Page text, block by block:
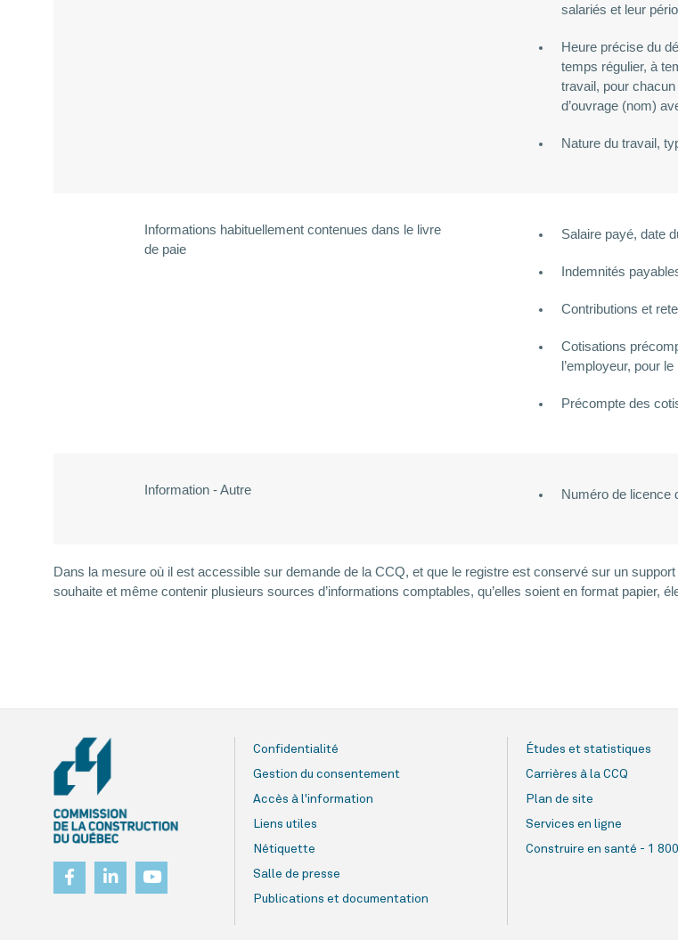
salariés et leur
Heure précise du
temps régulier, à
travail, pour
d’ouvrage (nom)
Nature du travail,
Informations habituellement contenues dans le livre
de paie
Salaire payé, date
Indemnités
Contributions et
Cotisations
l’employeur, pour
Précompte des
Information - Autre Numéro de licence
Dans la mesure où il est accessible sur demande de la CCQ, et que le registre est conservé sur un
souhaite et même contenir plusieurs sources d’informations comptables, qu’elles soient en format papier,
Confidentialité
Gestion du consentement
Accès à l'information
Liens utiles
Nétiquette
Salle de presse
Publications et documentation
Études et statistiques
Carrières à la CCQ
Plan de site
Services en ligne
Construire en santé - 1